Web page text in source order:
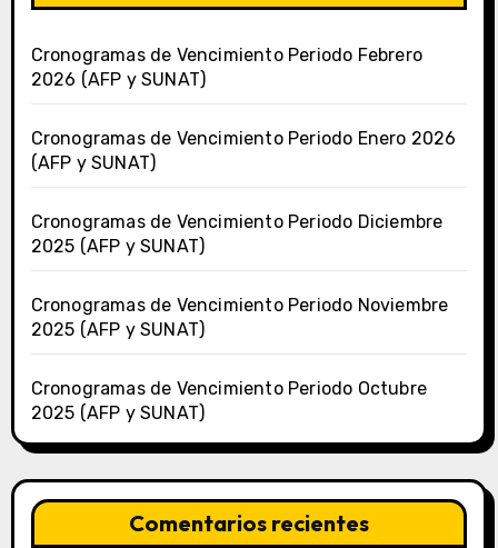
Cronogramas de Vencimiento Periodo Febrero
2026 (AFP y SUNAT)
Cronogramas de Vencimiento Periodo Enero 2026
(AFP y SUNAT)
Cronogramas de Vencimiento Periodo Diciembre
2025 (AFP y SUNAT)
Cronogramas de Vencimiento Periodo Noviembre
2025 (AFP y SUNAT)
Cronogramas de Vencimiento Periodo Octubre
2025 (AFP y SUNAT)
Comentarios recientes